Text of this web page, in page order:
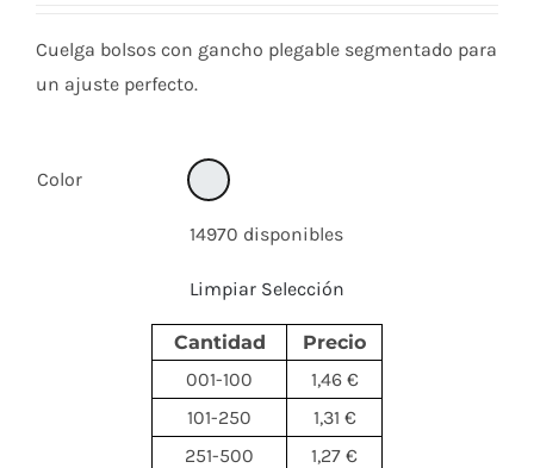
Cuelga bolsos con gancho plegable segmentado para
un ajuste perfecto.
Color
14970 disponibles
Limpiar Selección
Cantidad
Precio
001-100
1,46 €
101-250
1,31 €
251-500
1,27 €